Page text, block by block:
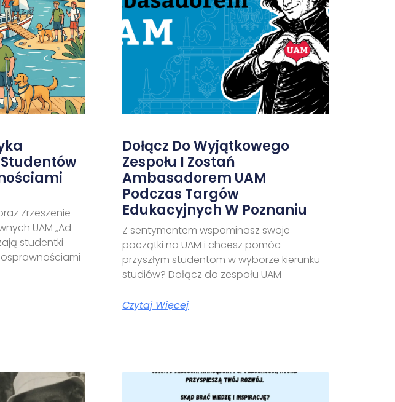
Zrzeszenie
UAM „Ad
studentki
Dołącz Do Wyjątkowego
Zespołu I Zostań
Ambasadorem UAM
Podczas Targów
Edukacyjnych W Poznaniu
Z sentymentem wspominasz swoje
początki na UAM i chcesz pomóc
przyszłym studentom w wyborze kierunku
studiów? Dołącz do zespołu UAM
Czytaj Więcej